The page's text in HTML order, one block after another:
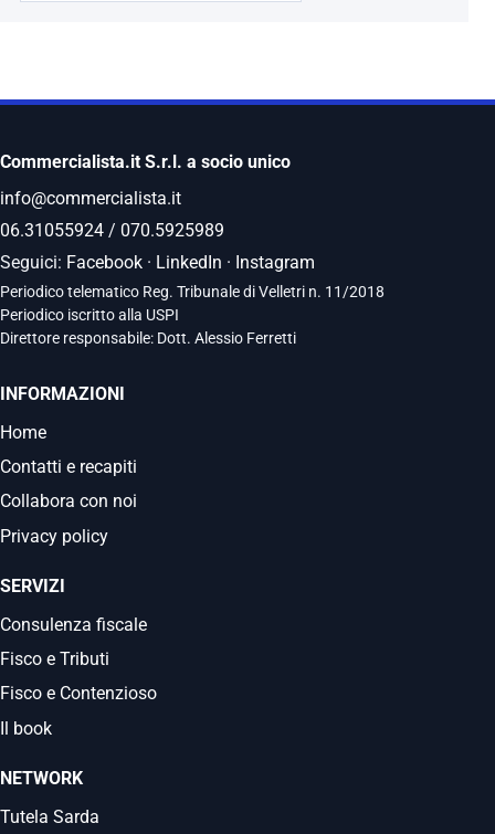
Commercialista.it S.r.l. a socio unico
info@commercialista.it
06.31055924 / 070.5925989
Seguici: Facebook · LinkedIn · Instagram
Periodico telematico Reg. Tribunale di Velletri n. 11/2018
Periodico iscritto alla USPI
Direttore responsabile: Dott. Alessio Ferretti
INFORMAZIONI
Home
Contatti e recapiti
Collabora con noi
Privacy policy
SERVIZI
Consulenza fiscale
Fisco e Tributi
Fisco e Contenzioso
Il book
NETWORK
Tutela Sarda